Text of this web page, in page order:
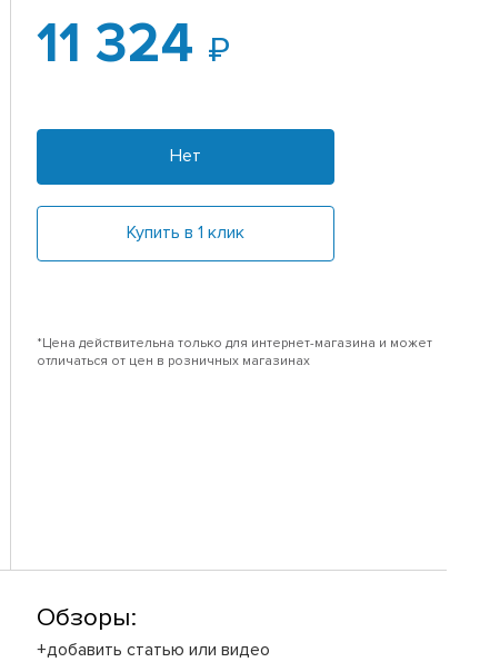
11 324
Нет
Купить в 1 клик
*Цена действительна только для интернет-магазина и может
отличаться от цен в розничных магазинах
Обзоры:
+добавить статью или видео